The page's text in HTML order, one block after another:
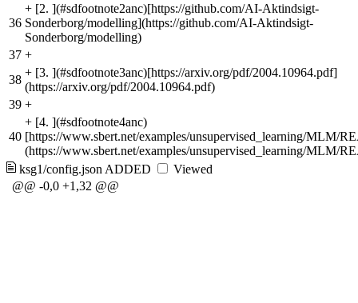
36
+ [2. ](#sdfootnote2anc)[https://github.com/AI-Aktindsigt-
Sonderborg/modelling](https://github.com/AI-Aktindsigt-
Sonderborg/modelling)
37 +
38
+ [3. ](#sdfootnote3anc)[https://arxiv.org/pdf/2004.10964.pdf]
(https://arxiv.org/pdf/2004.10964.pdf)
39 +
40
+ [4. ](#sdfootnote4anc)
[https://www.sbert.net/examples/unsupervised_learning/MLM/
(https://www.sbert.net/examples/unsupervised_learning/MLM/
ksg1/config.json ADDED
Viewed
@@ -0,0 +1,32 @@